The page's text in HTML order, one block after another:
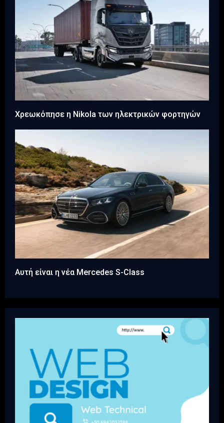
Χρεωκόπησε η Nikola των ηλεκτρικών φορτηγών
Αυτή είναι η νέα Mercedes S-Class